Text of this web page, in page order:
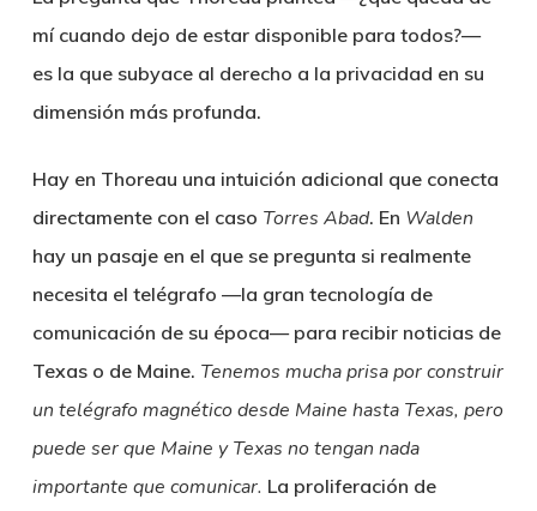
mí cuando dejo de estar disponible para todos?—
es la que subyace al derecho a la privacidad en su
dimensión más profunda.
Hay en Thoreau una intuición adicional que conecta
directamente con el caso Torres Abad. En Walden
hay un pasaje en el que se pregunta si realmente
necesita el telégrafo —la gran tecnología de
comunicación de su época— para recibir noticias de
Texas o de Maine. Tenemos mucha prisa por construir
un telégrafo magnético desde Maine hasta Texas, pero
puede ser que Maine y Texas no tengan nada
importante que comunicar. La proliferación de